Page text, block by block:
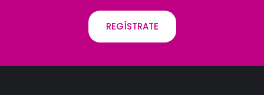
REGÍSTRATE